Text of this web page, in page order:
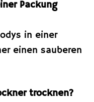
Packung
in einer
einen sauberen
trocknen?